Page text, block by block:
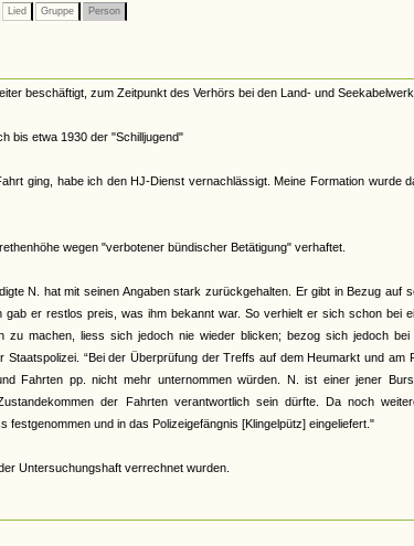
Lied Gruppe Person
beschäftigt, zum Zeitpunkt des Verhörs bei den Land- und
bis etwa 1930 der "Schilljugend"
ging, habe ich den HJ-Dienst vernachlässigt. Meine Formation wurde
wegen "verbotener bündischer Betätigung" verhaftet.
N. hat mit seinen Angaben stark zurückgehalten. Er gibt in Bezug auf
er restlos preis, was ihm bekannt war. So verhielt er sich schon bei
machen, liess sich jedoch nie wieder blicken; bezog sich jedoch
“Bei der Überprüfung der Treffs auf dem Heumarkt und
Fahrten pp. nicht mehr unternommen würden. N. ist einer jener
der Fahrten verantwortlich sein dürfte. Da noch
und in das Polizeigefängnis [Klingelpütz] eingeliefert."
Untersuchungshaft verrechnet wurden.